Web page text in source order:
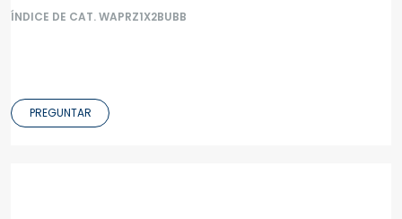
ÍNDICE DE CAT. WAPRZ1X2BUBB
PREGUNTAR